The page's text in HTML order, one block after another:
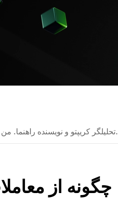
تحلیلگر کریپتو و نویسنده راهنما. من فناوری‌های پیچیده را برای همه قابل فهم می‌کنم.
چگونه از